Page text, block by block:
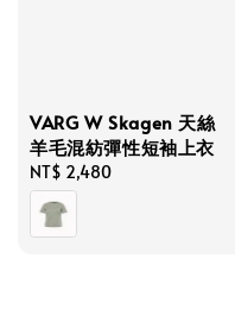
VARG W Skagen 天絲
羊毛混紡彈性短袖上衣
Regular
price
NT$ 2,480